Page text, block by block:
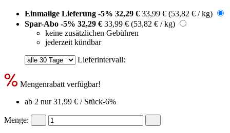
Einmalige Lieferung -5% 32,29 € 33,99 € (53,82 € / kg)
Spar-Abo -5% 32,29 € 33,99 € (53,82 € / kg)
keine zusätzlichen Gebühren
jederzeit kündbar
Lieferintervall:
Mengenrabatt verfügbar!
ab 2 nur31,99 € / Stück-6%
Menge: